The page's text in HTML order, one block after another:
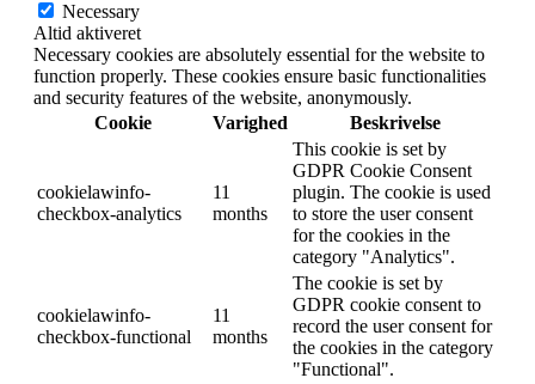
Necessary
Altid aktiveret
Necessary cookies are absolutely essential for the website to
function properly. These cookies ensure basic functionalities
and security features of the website, anonymously.
Cookie
Varighed Beskrivelse
cookielawinfo-
checkbox-analytics
11
months
This cookie is set by
GDPR Cookie Consent
plugin. The cookie is used
to store the user consent
for the cookies in the
category "Analytics".
cookielawinfo-
checkbox-functional
11
months
The cookie is set by
GDPR cookie consent to
record the user consent for
the cookies in the category
"Functional".